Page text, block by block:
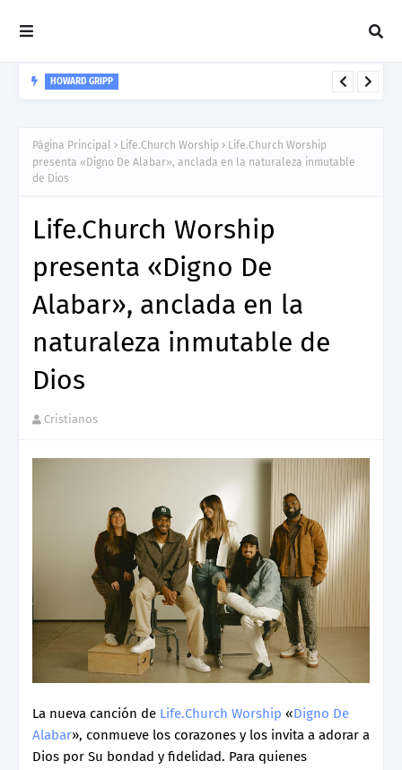
HOWARD GRIPP
Página Principal Life.Church Worship
Life.Church Worship
presenta «Digno De Alabar», anclada en la naturaleza inmutable
de Dios
Life.Church Worship
presenta «Digno De
Alabar», anclada en la
naturaleza inmutable de
Dios
Cristianos
La nueva canción de Life.Church Worship «Digno De
Alabar», conmueve los corazones y los invita a adorar a
Dios por Su bondad y fidelidad. Para quienes